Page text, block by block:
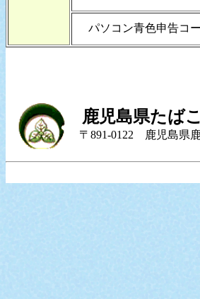
パソコン青色申告コ
鹿児島県たば
〒891-0122 鹿児島